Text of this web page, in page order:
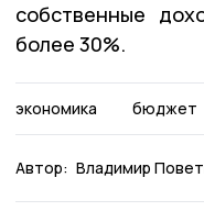
собственные
более 30%.
экономика бюджет
Автор: Владимир